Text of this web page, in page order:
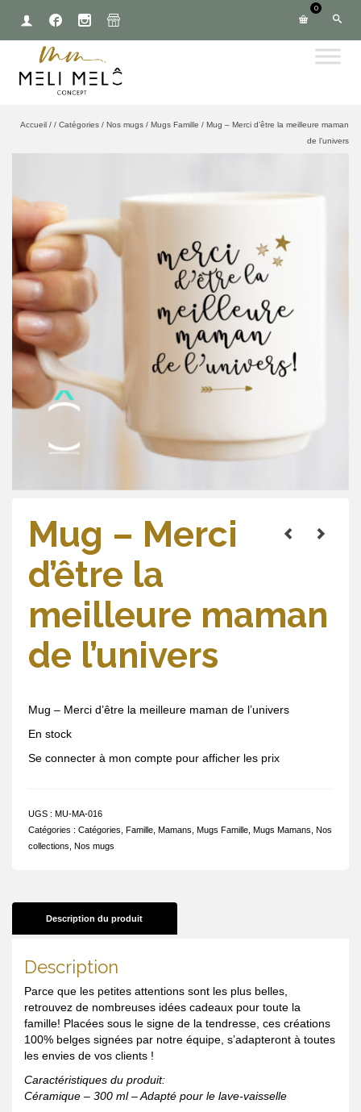
0
Accueil / / Catégories / Nos mugs / Mugs Famille / Mug – Merci d’être la meilleure maman
de l’univers
Mug – Merci
d’être la
meilleure maman
de l’univers
Mug – Merci d’être la meilleure maman de l’univers
En stock
Se connecter à mon compte pour afficher les prix
UGS : MU-MA-016
Catégories : Catégories Famille Mamans Mugs Famille Mugs Mamans Nos
collections Nos mugs
Description du produit
Description
Parce que les petites attentions sont les plus belles,
retrouvez de nombreuses idées cadeaux pour toute la
famille! Placées sous le signe de la tendresse, ces créations
100% belges signées par notre équipe, s’adapteront à toutes
les envies de vos clients !
Caractéristiques du produit:
Céramique – 300 ml – Adapté pour le lave-vaisselle